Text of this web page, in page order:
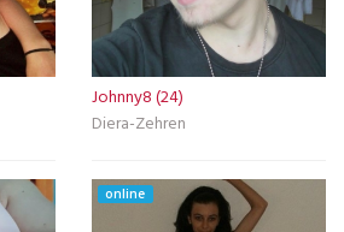
Johnny8 (24)
Diera-Zehren
online